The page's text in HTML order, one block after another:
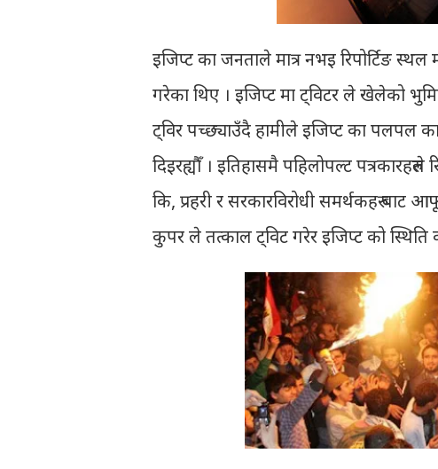
इजिप्ट का जनताले मात्र नभइ रिपोर्टिङ स्थल
गरेका थिए । इजिप्ट मा ट्विटर ले खेलेको
ट्विर पच्छ्याउँदै हामीले इजिप्ट का पलपल
दिइरह्यौँ । इतिहासमै पहिलोपल्ट पत्रकारहरुले
कि, प्रहरी र सरकारविरोधी समर्थकहरु
कुपर ले तत्काल ट्विट गरेर इजिप्ट को स्थिति